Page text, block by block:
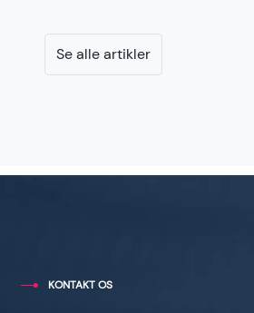
Se alle artikler
KONTAKT OS